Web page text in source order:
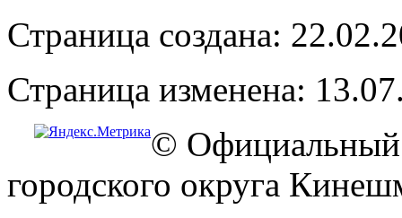
Страница создана:
Страница изменена:
© Официальный
городского округа